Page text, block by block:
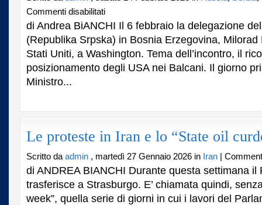
Commenti disabilitatisu
geoeconomiche
per
la
Serbia
di Andrea BiANCHI Il 6 febbraio la delegazione
(Republika Srpska) in Bosnia Erzegovina,
Stati Uniti, a Washington. Tema dell’incontro, il
posizionamento degli USA nei Balcani. Il giorno
Ministro...
Le proteste in Iran e lo “State oil
Scritto da admin , martedì 27 Gennaio 2026 in Iran
di ANDREA BIANCHI Durante questa settimana il
trasferisce a Strasburgo. E’ chiamata quindi,
week”, quella serie di giorni in cui i lavori del